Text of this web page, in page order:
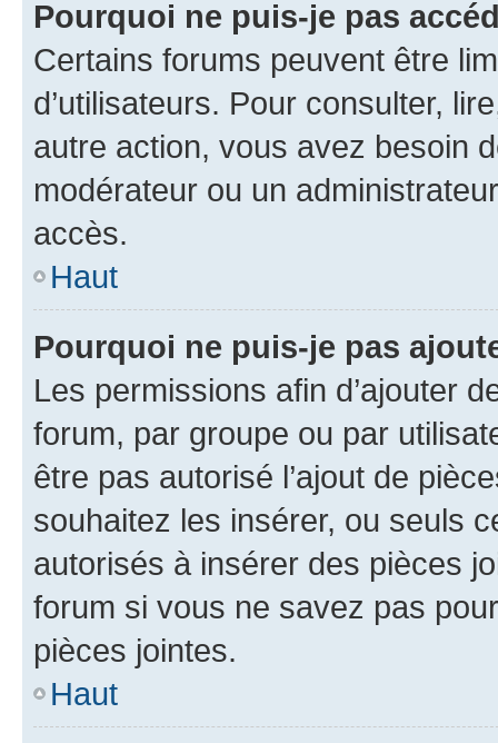
Pourquoi ne puis-je pas
Certains forums peuvent être
d’utilisateurs. Pour consulter,
autre action, vous avez besoin
modérateur ou un
accès.
Haut
Pourquoi ne puis-je pas
Les permissions afin d’ajouter
forum, par groupe ou par
être pas autorisé l’ajout de
souhaitez les insérer, ou seuls
autorisés à insérer des pièces
forum si vous ne savez pas
pièces jointes.
Haut